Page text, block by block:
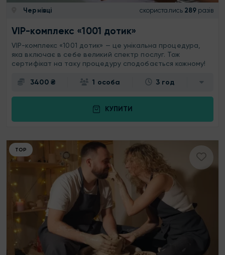
Чернівці скористались 289 разів
VIP-комплекс «1001 дотик»
VIP-комплекс «1001 дотик» — це унікальна процедура,
яка включає в себе великий спектр послуг. Тож
сертифікат на таку процедуру сподобається кожному!
3400 ₴ 1 особа 3 год
КУПИТИ
ТОР